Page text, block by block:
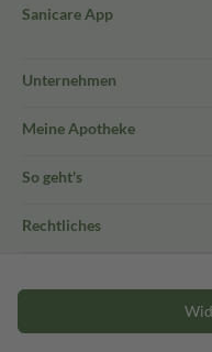
Sanicare App
Unternehmen
Meine Apotheke
So geht's
Rechtliches